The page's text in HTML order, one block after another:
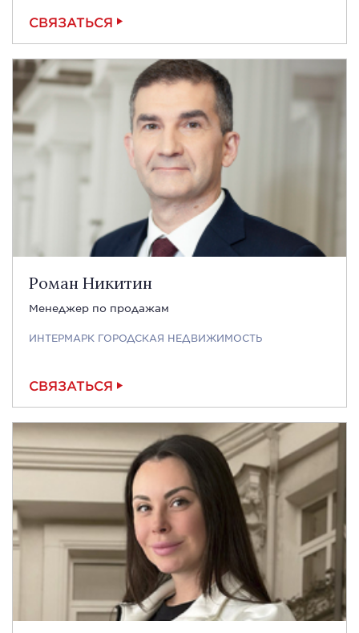
СВЯЗАТЬСЯ
Роман Никитин
Менеджер по продажам
ИНТЕРМАРК ГОРОДСКАЯ НЕДВИЖИМОСТЬ
СВЯЗАТЬСЯ